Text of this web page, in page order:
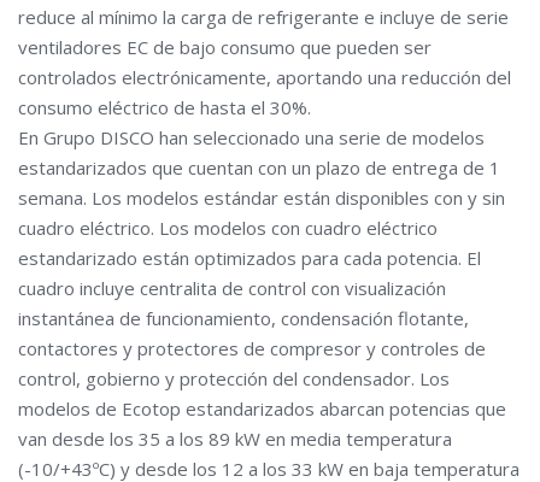
reduce al mínimo la carga de refrigerante e incluye de serie
ventiladores EC de bajo consumo que pueden ser
controlados electrónicamente, aportando una reducción del
consumo eléctrico de hasta el 30%.
En Grupo DISCO han seleccionado una serie de modelos
estandarizados que cuentan con un plazo de entrega de 1
semana. Los modelos estándar están disponibles con y sin
cuadro eléctrico. Los modelos con cuadro eléctrico
estandarizado están optimizados para cada potencia. El
cuadro incluye centralita de control con visualización
instantánea de funcionamiento, condensación flotante,
contactores y protectores de compresor y controles de
control, gobierno y protección del condensador. Los
modelos de Ecotop estandarizados abarcan potencias que
van desde los 35 a los 89 kW en media temperatura
(-10/+43ºC) y desde los 12 a los 33 kW en baja temperatura